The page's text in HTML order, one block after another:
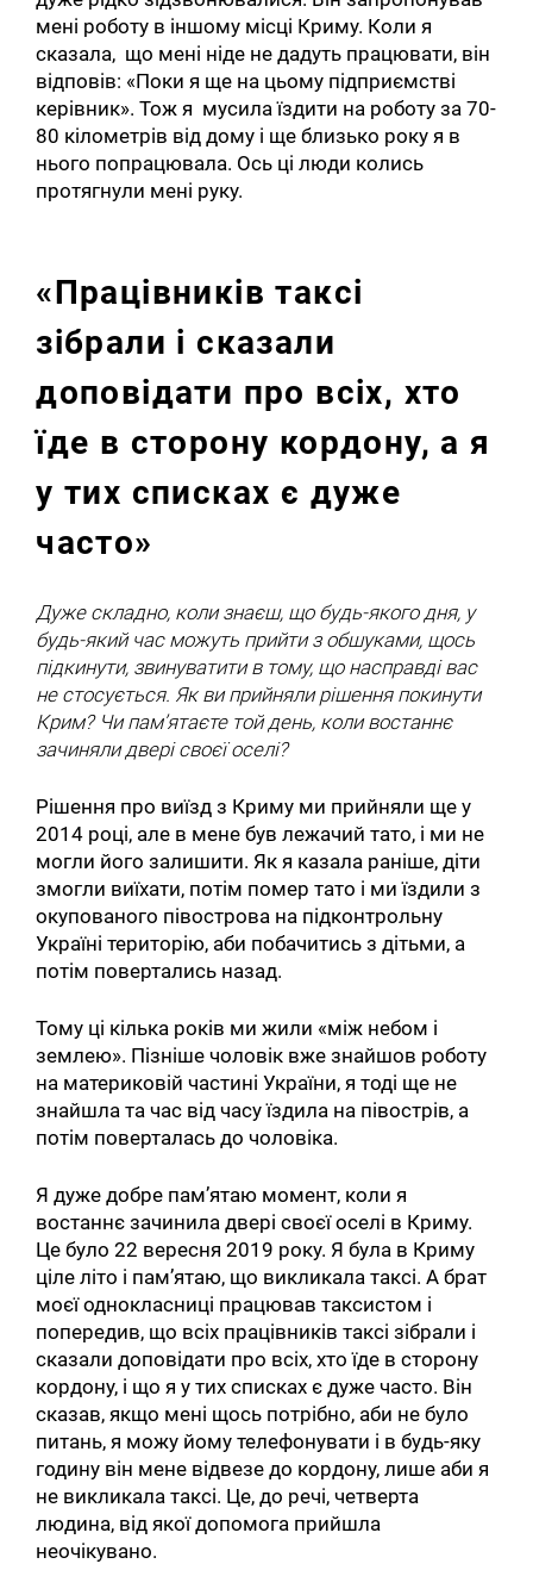
мені роботу в іншому місці Криму. Коли я
сказала, що мені ніде не дадуть працювати, він
відповів: «Поки я ще на цьому підприємстві
керівник». Тож я мусила їздити на роботу за 70-
80 кілометрів від дому і ще близько року я в
нього попрацювала. Ось ці люди колись
протягнули мені руку.
«Працівників таксі
зібрали і сказали
доповідати про всіх, хто
їде в сторону кордону, а я
у тих списках є дуже
часто»
Дуже складно, коли знаєш, що будь-якого дня, у
будь-який час можуть прийти з обшуками, щось
підкинути, звинуватити в тому, що насправді вас
не стосується. Як ви прийняли рішення покинути
Крим? Чи пам’ятаєте той день, коли востаннє
зачиняли двері своєї оселі?
Рішення про виїзд з Криму ми прийняли ще у
2014 році, але в мене був лежачий тато, і ми не
могли його залишити. Як я казала раніше, діти
змогли виїхати, потім помер тато і ми їздили з
окупованого півострова на підконтрольну
Україні територію, аби побачитись з дітьми, а
потім повертались назад.
Тому ці кілька років ми жили «між небом і
землею». Пізніше чоловік вже знайшов роботу
на материковій частині України, я тоді ще не
знайшла та час від часу їздила на півострів, а
потім поверталась до чоловіка.
Я дуже добре пам’ятаю момент, коли я
востаннє зачинила двері своєї оселі в Криму.
Це було 22 вересня 2019 року. Я була в Криму
ціле літо і пам’ятаю, що викликала таксі. А брат
моєї однокласниці працював таксистом і
попередив, що всіх працівників таксі зібрали і
сказали доповідати про всіх, хто їде в сторону
кордону, і що я у тих списках є дуже часто. Він
сказав, якщо мені щось потрібно, аби не було
питань, я можу йому телефонувати і в будь-яку
годину він мене відвезе до кордону, лише аби я
не викликала таксі. Це, до речі, четверта
людина, від якої допомога прийшла
неочікувано.